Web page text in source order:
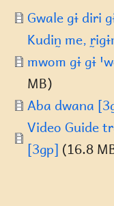
Document
Gwale gɨ diri
Document
Kudin̰ me,
mwom gɨ gɨ
MB)
Document
Aba dwana
Document
Video Guide
[3gp] (16.8